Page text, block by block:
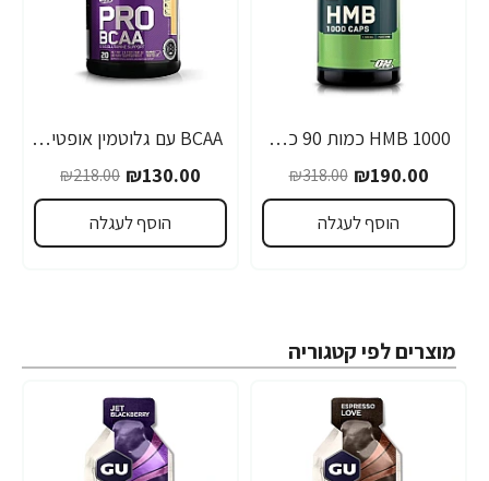
-40%
1000 HMB כמות 90 כמוסות מבית Optimum Nutrition
₪190.00
₪318.00
הוסף לעגלה
-40%
BCAA עם גלוטמין אופטימום פרו סירייס טעם אפרסק מנגו 390 גרם - מבית Optimum Nutrition
₪130.00
₪218.00
הוסף לעגלה
מוצרים לפי קטגוריה